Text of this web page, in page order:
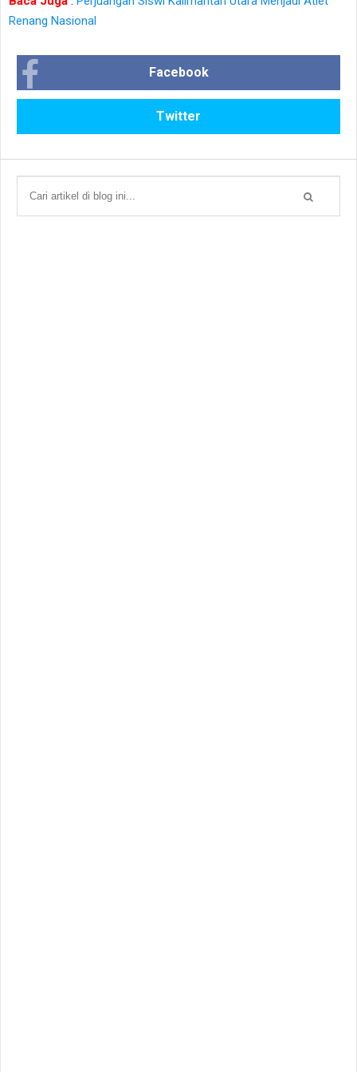
Renang Nasional
Facebook
Twitter